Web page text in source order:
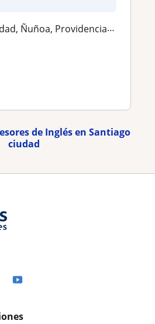
Providencia, La Florida, Las Condes
de Inglés en Santiago
ciudad